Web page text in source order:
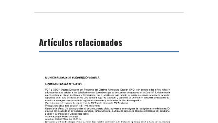
Artículos relacionados